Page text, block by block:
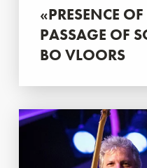
«PRESENCE
PASSAGE OF
BO VLOORS